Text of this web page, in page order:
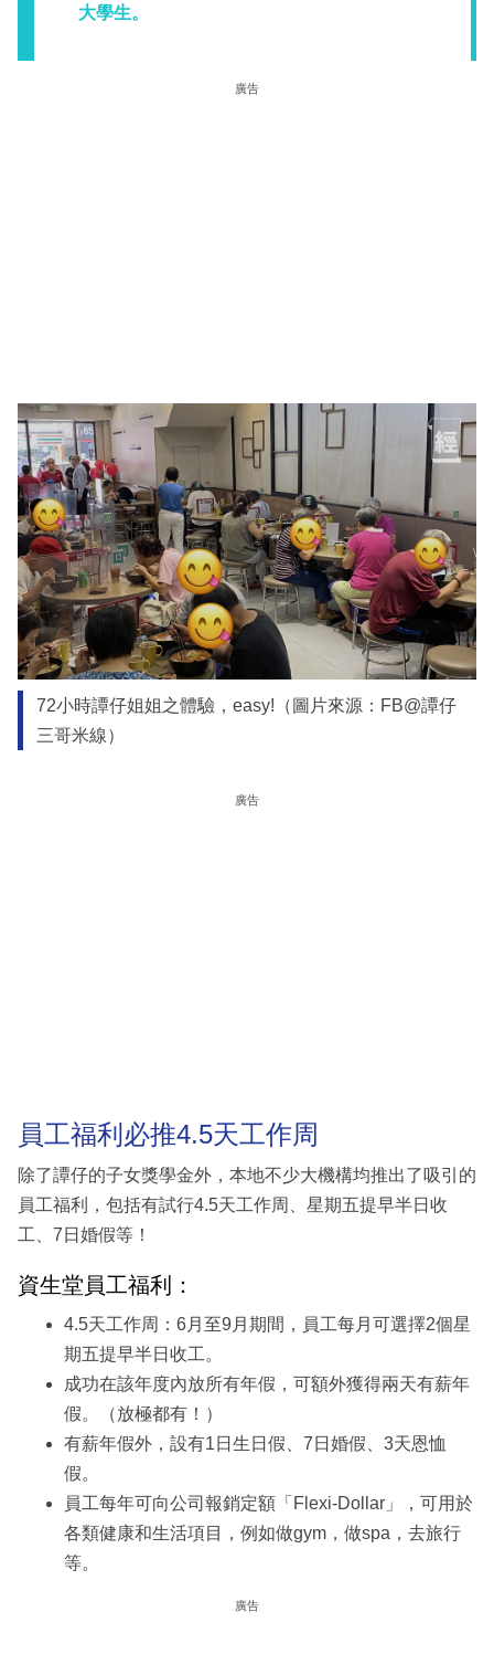
大學生。
廣告
72小時譚仔姐姐之體驗，easy!（圖片來源：FB@譚仔
三哥米線）
廣告
員工福利必推4.5天工作周
除了譚仔的子女獎學金外，本地不少大機構均推出了吸引的
員工福利，包括有試行4.5天工作周、星期五提早半日收
工、7日婚假等！
資生堂員工福利：
4.5天工作周：6月至9月期間，員工每月可選擇2個星
期五提早半日收工。
成功在該年度內放所有年假，可額外獲得兩天有薪年
假。（放極都有！）
有薪年假外，設有1日生日假、7日婚假、3天恩恤
假。
員工每年可向公司報銷定額「Flexi-Dollar」，可用於
各類健康和生活項目，例如做gym，做spa，去旅行
等。
廣告